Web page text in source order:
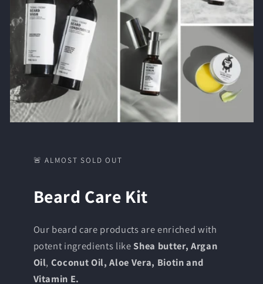
🚨 ALMOST SOLD OUT
Beard Care Kit
Our beard care products are enriched with
potent ingredients likeShea butter, Argan
Oil, Coconut Oil, Aloe Vera, Biotin and
Vitamin E.